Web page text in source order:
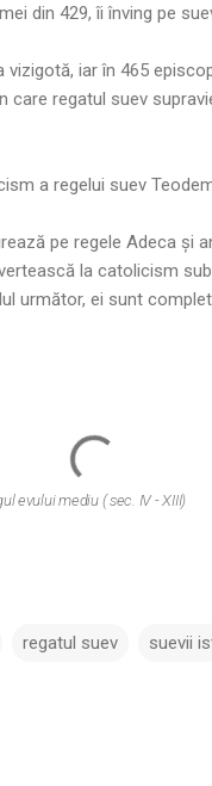
din 429, îi înving pe
iar în 465
regatul suev
a regelui suev
pe regele Adeca și
la catolicism
următor, ei sunt
evului mediu ( sec. IV - XIII)
regatul suev suevii